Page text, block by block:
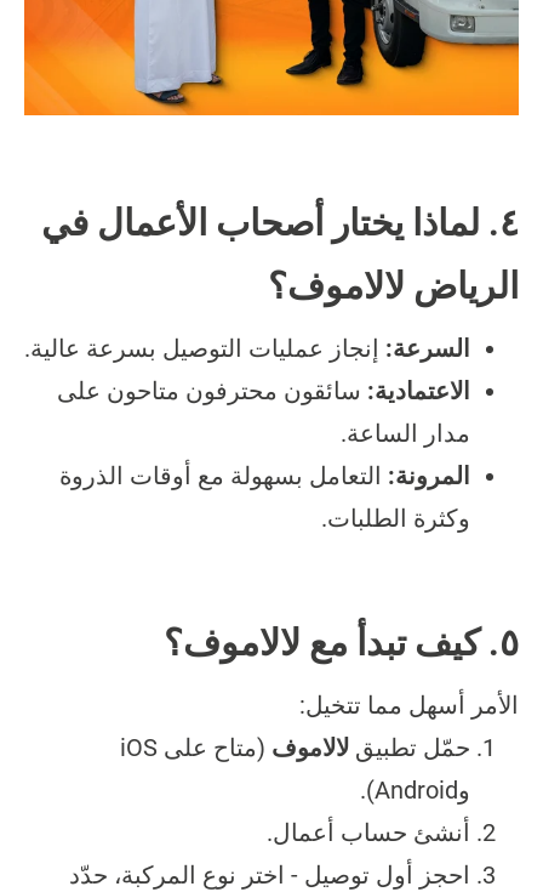
٤. لماذا يختار أصحاب الأعمال في
الرياض لالاموف؟
السرعة: إنجاز عمليات التوصيل بسرعة عالية.
الاعتمادية: سائقون محترفون متاحون على
مدار الساعة.
المرونة: التعامل بسهولة مع أوقات الذروة
وكثرة الطلبات.
٥. كيف تبدأ مع لالاموف؟
الأمر أسهل مما تتخيل:
حمّل تطبيق لالاموف
(متاح على iOS
وAndroid).
أنشئ حساب أعمال.
احجز أول توصيل - اختر نوع المركبة، حدّد